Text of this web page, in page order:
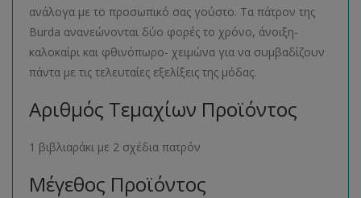
ανάλογα με το προσωπικό σας γούστο. Τα πάτρον της
Burda ανανεώνονται δύο φορές το χρόνο, άνοιξη-
καλοκαίρι και φθινόπωρο- χειμώνα για να συμβαδίζουν
πάντα με τις τελευταίες εξελίξεις της μόδας.
Αριθμός Τεμαχίων Προϊόντος
1 βιβλιαράκι με 2 σχέδια πατρόν
Μέγεθος Προϊόντος